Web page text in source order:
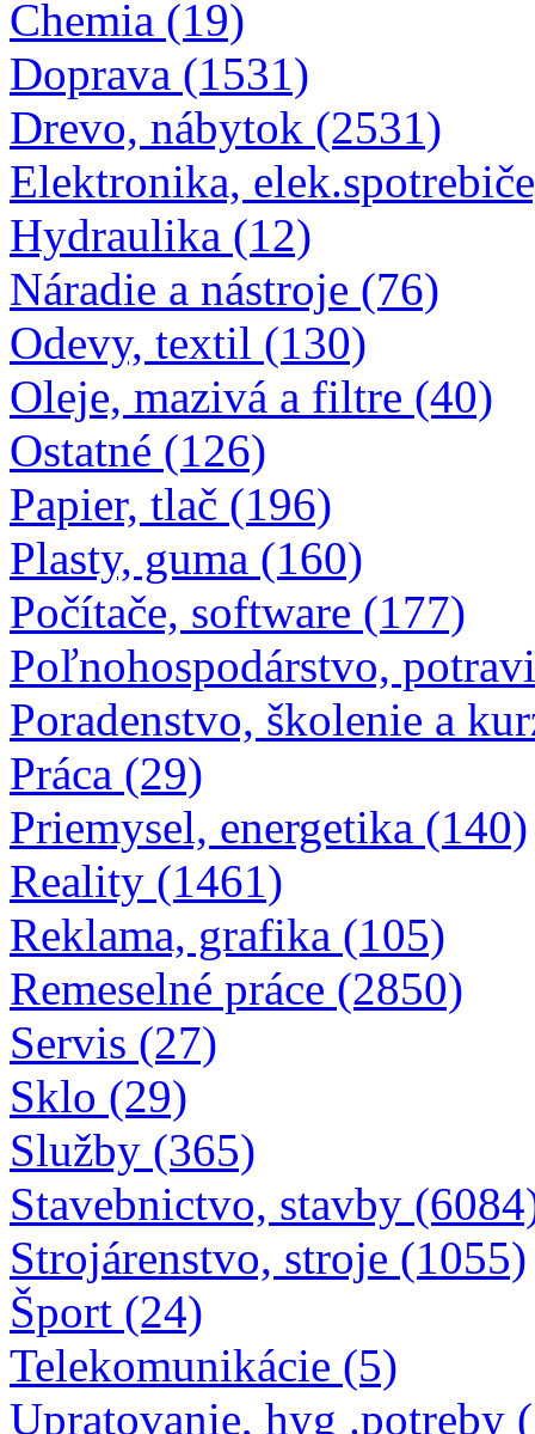
Chemia (19)
Doprava (1531)
Drevo, nábytok (2531)
Elektronika,
Hydraulika (12)
Náradie a nástroje (76)
Odevy, textil (130)
Oleje, mazivá a filtre (40)
Ostatné (126)
Papier, tlač (196)
Plasty, guma (160)
Počítače, software (177)
Poľnohospodárstvo,
Poradenstvo, školenie a
Práca (29)
Priemysel, energetika (140)
Reality (1461)
Reklama, grafika (105)
Remeselné práce (2850)
Servis (27)
Sklo (29)
Služby (365)
Stavebnictvo, stavby
Strojárenstvo, stroje (1055)
Šport (24)
Telekomunikácie (5)
Upratovanie, hyg .potreby